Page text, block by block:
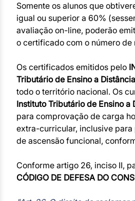
Somente os alunos que
igual ou superior a 60%
avaliação on-line, poderão
o certificado com o número de
Os certificados emitidos pelo
Tributário de Ensino a Distância
todo o território nacional. Os
Instituto Tributário de Ensino a
para comprovação de carga
extra-curricular, inclusive
de ascensão funcional,
Conforme artigo 26, inciso II,
CÓDIGO DE DEFESA DO